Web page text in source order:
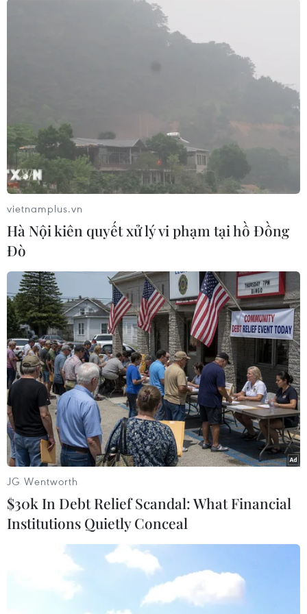
Hiện tỷ lệ tử vong tại Hàn Quốc là 1%, trong khi
số ca bệnh nặng, phải thở máy gia tăng với 367
trường hợp đang trong tình trạng nguy kịch.
Cảnh vắng vẻ tại Sydney, Australia, trong bối cảnh dịch COVID-
19 diễn biến phức tạp, ngày 28/7/2021. (Ảnh: THX/TTXVN)
Cùng ngày 9/8, bang New South Wales (NSW)
của Australia thông báo có thêm 283 ca lây
nhiễm trong cộng đồng, tăng so với 262 ca ghi
nhận 1 ngày trước đó.
Tổng số ca bệnh tại NSW trong đợt bùng phát
dịch bệnh mới nhất do biến thể Delta gây ra này
đã tăng lên gần 5.500 ca, trong đó 29 ca tử vong
sau khi có thêm 1 người không qua khỏi.
Tại châu Âu, Anh ngày 8/8 ghi nhận 27.429 ca
nhiễm mới, nâng tổng số ca bệnh trên cả nước
lên 6.069.362 ca.
Nước này cũng có thêm 39 ca tử vong, khiến số
người không qua khỏi do đại dịch tăng lên
130.320 người.
vietnamplus.vn
Hà Nội kiên quyết xử lý vi phạm tại hồ Đồng
Đò
JG Wentworth
$30k In Debt Relief Scandal: What Financial
Institutions Quietly Conceal